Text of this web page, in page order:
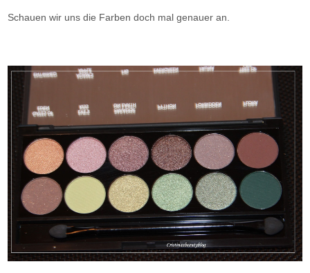
Schauen wir uns die Farben doch mal genauer an.